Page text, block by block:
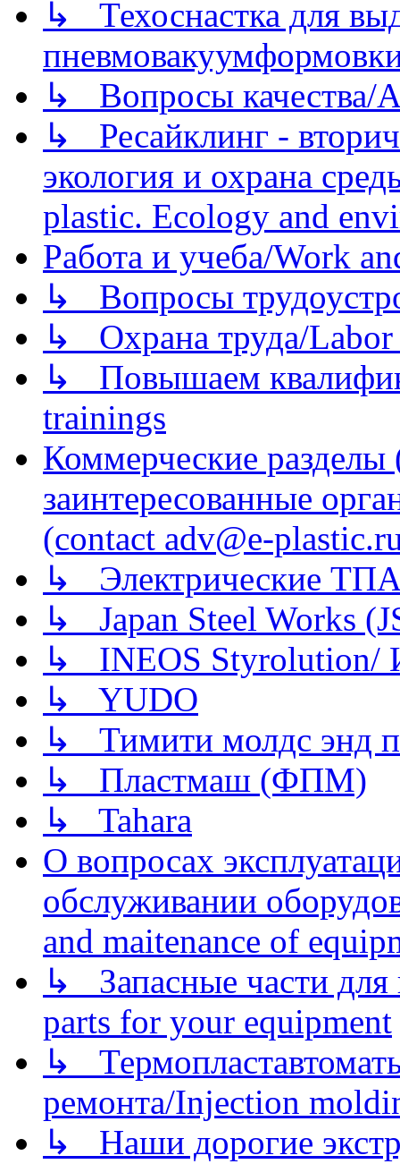
↳ Техоснастка для
↳ Вопросы качества/
↳ Ресайклинг -
экология и охрана
plastic. Ecology and
Работа и учеба/Work
↳ Вопросы
↳ Охрана труда/Labor
↳ Повышаем
trainings
Коммерческие
заинтересованные
(contact adv@e-
↳ Электрические
↳ Japan Steel Works
↳ INEOS
↳ YUDO
↳ Тимити молдс энд
↳ Пластмаш (ФПМ)
↳ Tahara
О вопросах
обслуживании
and maitenance of
↳ Запасные части для
parts for your equipment
↳
ремонта/Injection
↳ Наши дорогие